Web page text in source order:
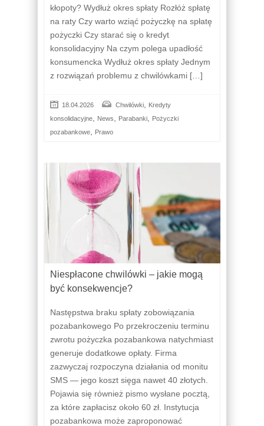
kłopoty? Wydłuż okres spłaty Rozłóż spłatę
na raty Czy warto wziąć pożyczkę na spłatę
pożyczki Czy starać się o kredyt
konsolidacyjny Na czym polega upadłość
konsumencka Wydłuż okres spłaty Jednym
z rozwiązań problemu z chwilówkami […]
18.04.2026 Chwilówki, Kredyty
konsolidacyjne, News, Parabanki, Pożyczki
pozabankowe, Prawo
Niespłacone chwilówki – jakie mogą
być konsekwencje?
Następstwa braku spłaty zobowiązania
pozabankowego Po przekroczeniu terminu
zwrotu pożyczka pozabankowa natychmiast
generuje dodatkowe opłaty. Firma
zazwyczaj rozpoczyna działania od monitu
SMS — jego koszt sięga nawet 40 złotych.
Pojawia się również pismo wysłane pocztą,
za które zapłacisz około 60 zł. Instytucja
pozabankowa może zaproponować